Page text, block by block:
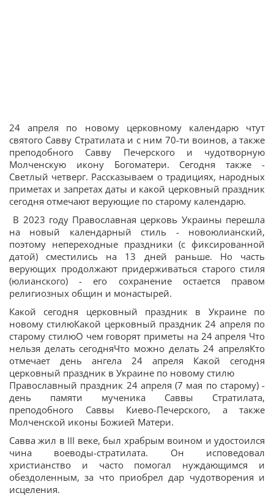
24 апреля по новому церковному календарю чтут
святого Савву Стратилата и с ним 70-ти воинов, а также
преподобного Савву Печерского и чудотворную
Молченскую икону Богоматери. Сегодня также -
Светлый четверг. Рассказываем о традициях, народных
приметах и запретах даты и какой церковный праздник
сегодня отмечают верующие по старому календарю.
В 2023 году Православная церковь Украины перешла
на новый календарный стиль - новоюлианский,
поэтому непереходные праздники (с фиксированной
датой) сместились на 13 дней раньше. Но часть
верующих продолжают придерживаться старого стиля
(юлианского) - его сохранение остается правом
религиозных общин и монастырей.
Какой сегодня церковный праздник в Украине по
новому стилюКакой церковный праздник 24 апреля по
старому стилюО чем говорят приметы на 24 апреля Что
нельзя делать сегодняЧто можно делать 24 апреляКто
отмечает день ангела 24 апреля Какой сегодня
церковный праздник в Украине по новому стилю
Православный праздник 24 апреля (7 мая по старому) -
день памяти мученика Саввы Стратилата,
преподобного Саввы Киево-Печерского, а также
Молченской иконы Божией Матери.
Савва жил в III веке, был храбрым воином и удостоился
чина воеводы-стратилата. Он исповедовал
христианство и часто помогал нуждающимся и
обездоленным, за что приобрел дар чудотворения и
исцеления.